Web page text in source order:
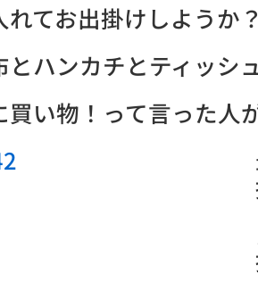
れてお出掛けしようか
とハンカチとティッシ
買い物！って言った人